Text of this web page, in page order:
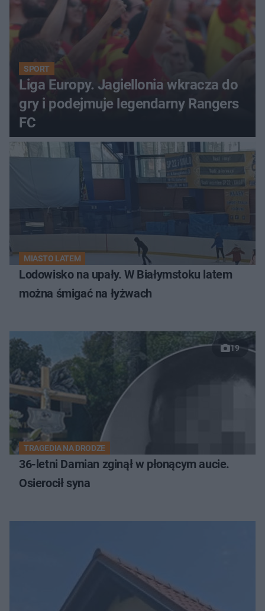
SPORT
Liga Europy. Jagiellonia wkracza do
gry i podejmuje legendarny Rangers
FC
MIASTO LATEM
Lodowisko na upały. W Białymstoku latem
można śmigać na łyżwach
19
TRAGEDIA NA DRODZE
36-letni Damian zginął w płonącym aucie.
Osierocił syna